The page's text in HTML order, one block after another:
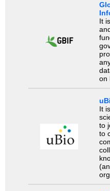
It
on
It
to
to